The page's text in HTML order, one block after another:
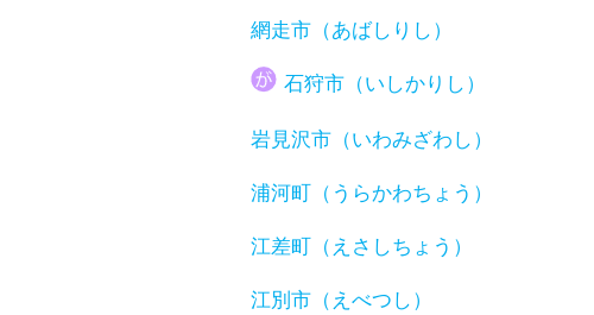
網走市（あばしりし）
石狩市（いしかりし）
岩見沢市（いわみざわし）
浦河町（うらかわちょう）
江差町（えさしちょう）
江別市（えべつし）